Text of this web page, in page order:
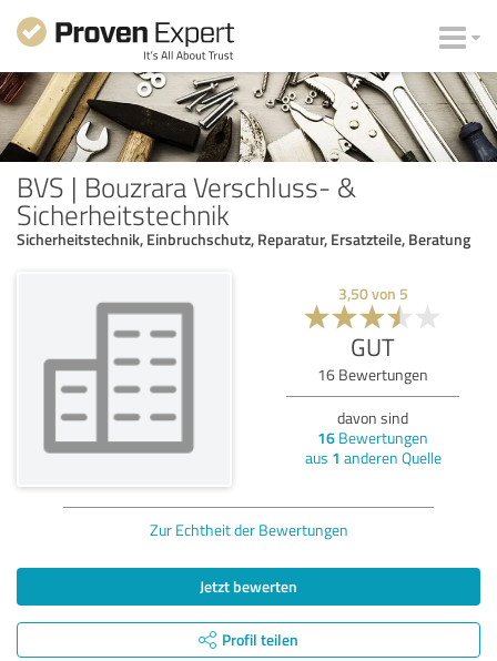
BVS | Bouzrara Verschluss- &
Sicherheitstechnik
Sicherheitstechnik, Einbruchschutz, Reparatur, Ersatzteile, Beratung
3,50von 5
GUT
16 Bewertungen
davon sind
16 Bewertungen
aus 1 anderen Quelle
Zur Echtheit der Bewertungen
Jetzt bewerten
Profil teilen